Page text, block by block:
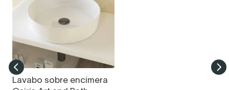
Lavabo sobre encimera